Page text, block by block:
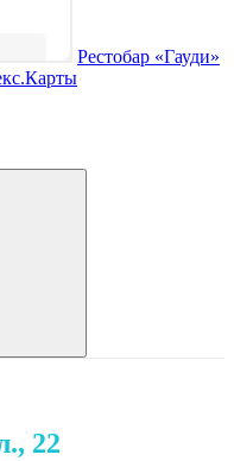
Рестобар «Гауди»
22